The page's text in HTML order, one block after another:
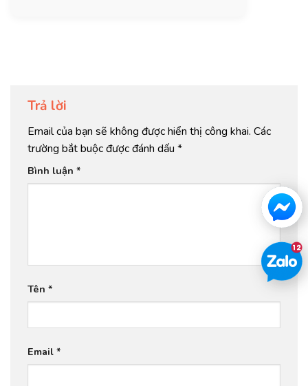
Trả lời
Email của bạn sẽ không được hiển thị công khai. Các
trường bắt buộc được đánh dấu *
Bình luận *
Tên *
Email *